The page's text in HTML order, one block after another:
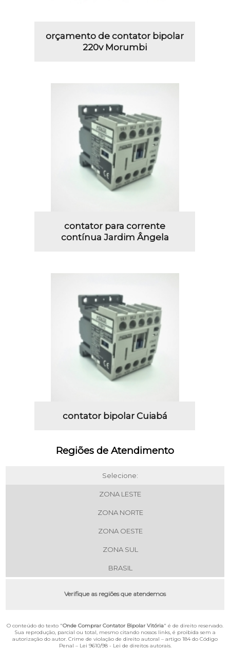
orçamento de contator bipolar
220v Morumbi
contator para corrente
contínua Jardim Ângela
contator bipolar Cuiabá
Regiões de Atendimento
Selecione:
ZONA LESTE
ZONA NORTE
ZONA OESTE
ZONA SUL
BRASIL
Verifique as regiões que atendemos
O conteúdo do texto "Onde Comprar Contator Bipolar Vitória" é de direito reservado.
Sua reprodução, parcial ou total, mesmo citando nossos links, é proibida sem a
autorização do autor. Crime de violação de direito autoral – artigo 184 do Código
Penal – Lei 9610/98 - Lei de direitos autorais.